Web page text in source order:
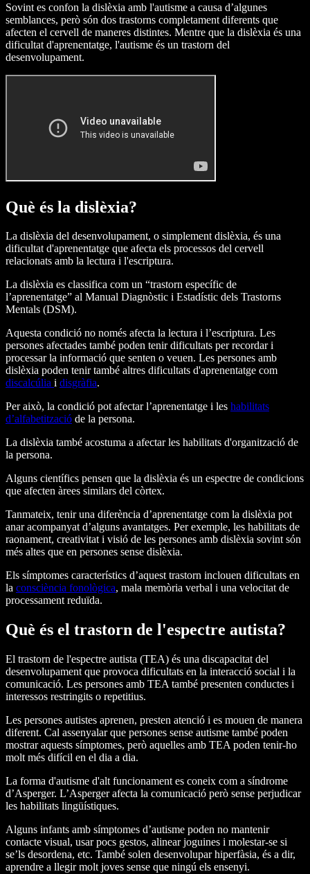
Sovint es confon la dislèxia amb l'autisme a causa d’algunes
semblances, però són dos trastorns completament diferents que
afecten el cervell de maneres distintes. Mentre que la dislèxia és una
dificultat d'aprenentatge, l'autisme és un trastorn del
desenvolupament.
Què és la dislèxia?
La dislèxia del desenvolupament, o simplement dislèxia, és una
dificultat d'aprenentatge que afecta els processos del cervell
relacionats amb la lectura i l'escriptura.
La dislèxia es classifica com un “trastorn específic de
l’aprenentatge” al Manual Diagnòstic i Estadístic dels Trastorns
Mentals (DSM).
Aquesta condició no només afecta la lectura i l’escriptura. Les
persones afectades també poden tenir dificultats per recordar i
processar la informació que senten o veuen. Les persones amb
dislèxia poden tenir també altres dificultats d'aprenentatge com
discalcúlia i disgràfia.
Per això, la condició pot afectar l’aprenentatge i les habilitats
d’alfabetització de la persona.
La dislèxia també acostuma a afectar les habilitats d'organització de
la persona.
Alguns científics pensen que la dislèxia és un espectre de condicions
que afecten àrees similars del còrtex.
Tanmateix, tenir una diferència d’aprenentatge com la dislèxia pot
anar acompanyat d’alguns avantatges. Per exemple, les habilitats de
raonament, creativitat i visió de les persones amb dislèxia sovint són
més altes que en persones sense dislèxia.
Els símptomes característics d’aquest trastorn inclouen dificultats en
la consciència fonològica, mala memòria verbal i una velocitat de
processament reduïda.
Què és el trastorn de l'espectre autista?
El trastorn de l'espectre autista (TEA) és una discapacitat del
desenvolupament que provoca dificultats en la interacció social i la
comunicació. Les persones amb TEA també presenten conductes i
interessos restringits o repetitius.
Les persones autistes aprenen, presten atenció i es mouen de manera
diferent. Cal assenyalar que persones sense autisme també poden
mostrar aquests símptomes, però aquelles amb TEA poden tenir-ho
molt més difícil en el dia a dia.
La forma d'autisme d'alt funcionament es coneix com a síndrome
d’Asperger. L’Asperger afecta la comunicació però sense perjudicar
les habilitats lingüístiques.
Alguns infants amb símptomes d’autisme poden no mantenir
contacte visual, usar pocs gestos, alinear joguines i molestar-se si
se’ls desordena, etc. També solen desenvolupar hiperfàsia, és a dir,
aprendre a llegir molt joves sense que ningú els ensenyi.